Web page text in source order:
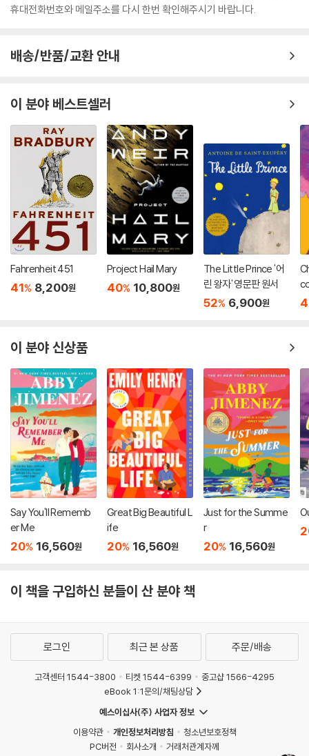
휴대전화번호와 메일주소를 다시 한번 확인해주시기 바랍니다.
배송/반품/교환 안내
이 분야 베스트셀러
Fahrenheit 451
41% 8,200원
Project Hail Mary
40% 10,800원
The Little Prince '어
린 왕자' 영문판 원서
52% 6,900원
이 분야 신상품
Say You'll Rememb
er Me
20% 16,560원
Great Big Beautiful L
ife
20% 16,560원
Just for the Summe
r
20% 16,560원
이 책을 구입하신 분들이 산 분야 책
로그인 최근 본 상품 주문/배송
고객센터 1544-3800 티켓 1544-6399
중고샵 1566-4295
eBook 1:1문의/채팅상담
예스이십사(주) 사업자 정보
이용약관
개인정보처리방침
청소년보호정책
PC버전
회사소개
거래처관계자께